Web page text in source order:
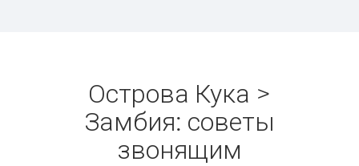
Острова Кука >
Замбия: советы
звонящим